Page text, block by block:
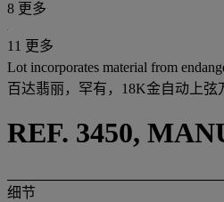
8 更多
11 更多
Lot incorporates material from
百达翡丽，罕有，18K金自动上
REF. 3450,
细节